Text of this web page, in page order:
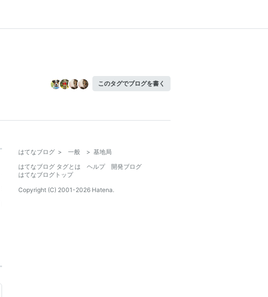
このタグでブログを書く
はてなブログ > 一般 > 基地局
はてなブログ タグとは
ヘルプ
開発ブログ
はてなブログトップ
Copyright (C) 2001-2026 Hatena.